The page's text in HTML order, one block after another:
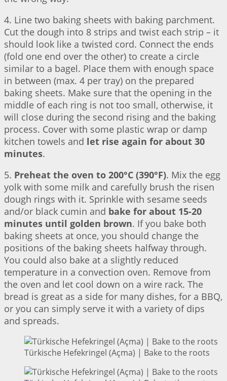
4. Line two baking sheets with baking parchment.
Cut the dough into 8 strips and twist each strip – it
should look like a twisted cord. Connect the ends
(fold one end over the other) to create a circle
similar to a bagel. Place them with enough space
in between (max. 4 per tray) on the prepared
baking sheets. Make sure that the opening in the
middle of each ring is not too small, otherwise, it
will close during the second rising and the baking
process. Cover with some plastic wrap or damp
kitchen towels and let rise again for about 30
minutes.
5. Preheat the oven to 200°C (390°F). Mix the egg
yolk with some milk and carefully brush the risen
dough rings with it. Sprinkle with sesame seeds
and/or black cumin and bake for about 15-20
minutes until golden brown. If you bake both
baking sheets at once, you should change the
positions of the baking sheets halfway through.
You could also bake at a slightly reduced
temperature in a convection oven. Remove from
the oven and let cool down on a wire rack. The
bread is great as a side for many dishes, for a BBQ,
or you can simply serve it with a variety of dips
and spreads.
Türkische Hefekringel (Açma) | Bake to the roots